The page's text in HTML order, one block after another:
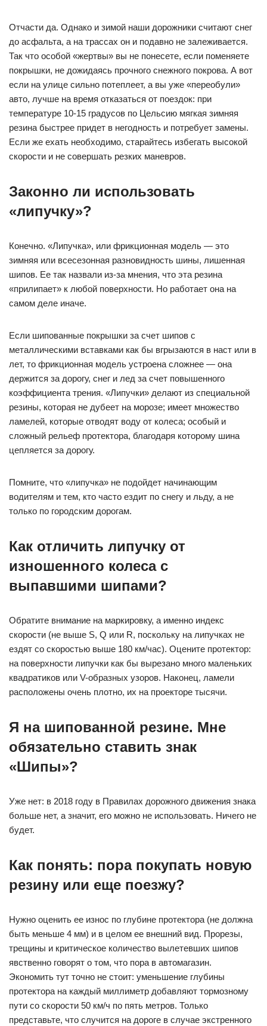
Отчасти да. Однако и зимой наши дорожники считают снег
до асфальта, а на трассах он и подавно не залеживается.
Так что особой «жертвы» вы не понесете, если поменяете
покрышки, не дожидаясь прочного снежного покрова. А вот
если на улице сильно потеплеет, а вы уже «переобули»
авто, лучше на время отказаться от поездок: при
температуре 10-15 градусов по Цельсию мягкая зимняя
резина быстрее придет в негодность и потребует замены.
Если же ехать необходимо, старайтесь избегать высокой
скорости и не совершать резких маневров.
Законно ли использовать
«липучку»?
Конечно. «Липучка», или фрикционная модель — это
зимняя или всесезонная разновидность шины, лишенная
шипов. Ее так назвали из-за мнения, что эта резина
«прилипает» к любой поверхности. Но работает она на
самом деле иначе.
Если шипованные покрышки за счет шипов с
металлическими вставками как бы вгрызаются в наст или в
лет, то фрикционная модель устроена сложнее — она
держится за дорогу, снег и лед за счет повышенного
коэффициента трения. «Липучки» делают из специальной
резины, которая не дубеет на морозе; имеет множество
ламелей, которые отводят воду от колеса; особый и
сложный рельеф протектора, благодаря которому шина
цепляется за дорогу.
Помните, что «липучка» не подойдет начинающим
водителям и тем, кто часто ездит по снегу и льду, а не
только по городским дорогам.
Как отличить липучку от
изношенного колеса с
выпавшими шипами?
Обратите внимание на маркировку, а именно индекс
скорости (не выше S, Q или R, поскольку на липучках не
ездят со скоростью выше 180 км/час). Оцените протектор:
на поверхности липучки как бы вырезано много маленьких
квадратиков или V-образных узоров. Наконец, ламели
расположены очень плотно, их на проекторе тысячи.
Я на шипованной резине. Мне
обязательно ставить знак
«Шипы»?
Уже нет: в 2018 году в Правилах дорожного движения знака
больше нет, а значит, его можно не использовать. Ничего не
будет.
Как понять: пора покупать новую
резину или еще поезжу?
Нужно оценить ее износ по глубине протектора (не должна
быть меньше 4 мм) и в целом ее внешний вид. Прорезы,
трещины и критическое количество вылетевших шипов
явственно говорят о том, что пора в автомагазин.
Экономить тут точно не стоит: уменьшение глубины
протектора на каждый миллиметр добавляют тормозному
пути со скорости 50 км/ч по пять метров. Только
представьте, что случится на дороге в случае экстренного